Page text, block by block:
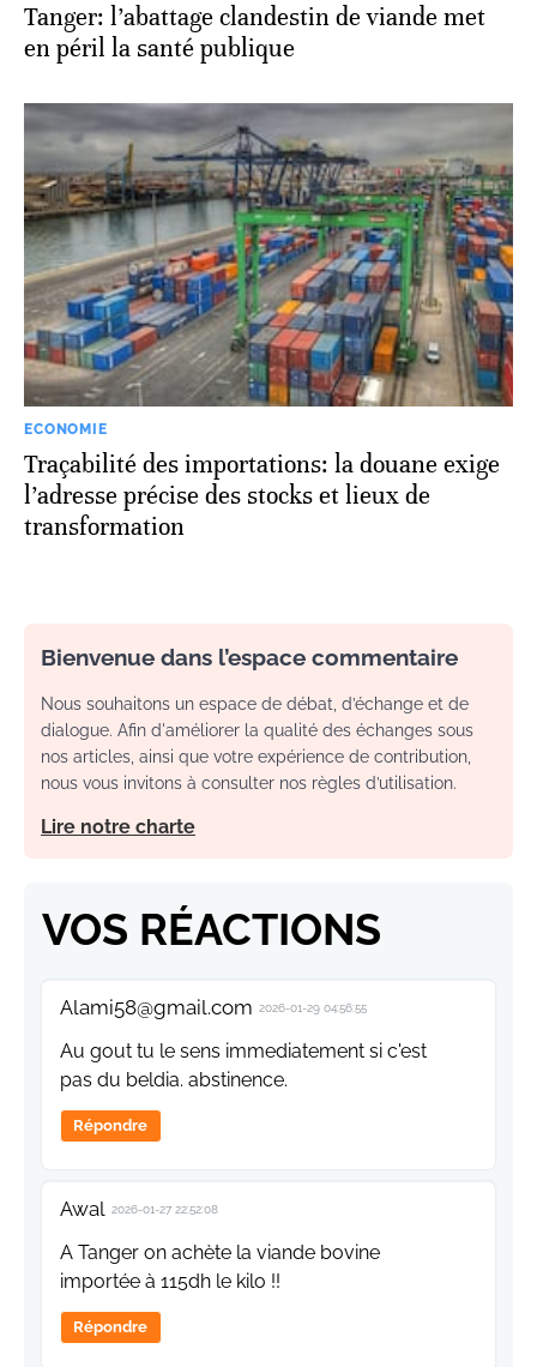
Tanger: l’abattage clandestin de viande met
en péril la santé publique
ECONOMIE
Traçabilité des importations: la douane exige
l’adresse précise des stocks et lieux de
transformation
Bienvenue dans l’espace commentaire
Nous souhaitons un espace de débat, d’échange et de
dialogue. Afin d'améliorer la qualité des échanges sous
nos articles, ainsi que votre expérience de contribution,
nous vous invitons à consulter nos règles d’utilisation.
Lire notre charte
VOS RÉACTIONS
Alami58@gmail.com 2026-01-29 04:56:55
Au gout tu le sens immediatement si c'est
pas du beldia. abstinence.
Répondre
Awal 2026-01-27 22:52:08
A Tanger on achète la viande bovine
importée à 115dh le kilo !!
Répondre